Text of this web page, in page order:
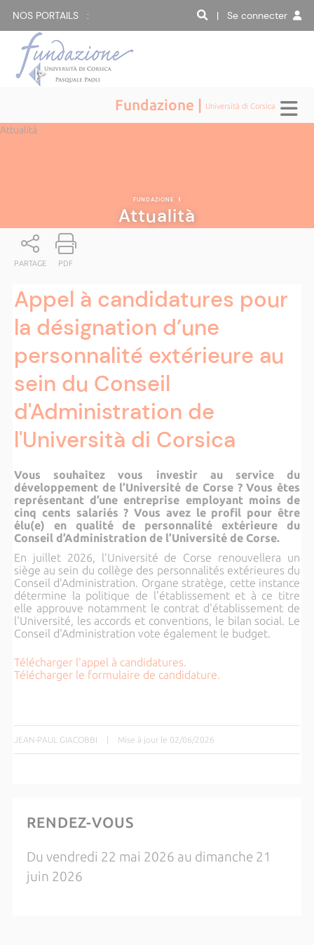
NOS PORTAILS : | Se connecter
Fundazione | Università di Corsica
Attualità
FUNDAZIONE |
Attualità
PARTAGE PDF
Appel à candidatures pour
la désignation d’une
personnalité extérieure au
sein du Conseil
d'Administration de
l'Università di Corsica
Vous souhaitez vous investir au service du
développement de l’Université de Corse ? Vous êtes
représentant d’une entreprise employant moins de
cinq cents salariés ? Vous avez le profil pour être
élu(e) en qualité de personnalité extérieure du
Conseil d’Administration de l’Université de Corse.
En juillet 2026, l’Université de Corse renouvellera un
siège au sein du collège des personnalités extérieures du
Conseil d’Administration. Organe stratège, cette instance
détermine la politique de l'établissement et à ce titre
elle approuve notamment le contrat d'établissement de
l'Université, les accords et conventions, le bilan social. Le
Conseil d'Administration vote également le budget.
Télécharger l'appel à candidatures.
Télécharger le formulaire de candidature.
JEAN-PAUL GIACOBBI | Mise à jour le 02/06/2026
RENDEZ-VOUS
Du vendredi 22 mai 2026 au dimanche 21
juin 2026